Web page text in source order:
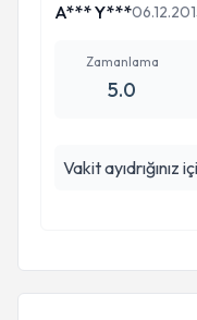
VARSA BİR AN
FİYATTLAR DA
A*** Y***
Zamanlama
5.0
Vakit ayıdrığınız